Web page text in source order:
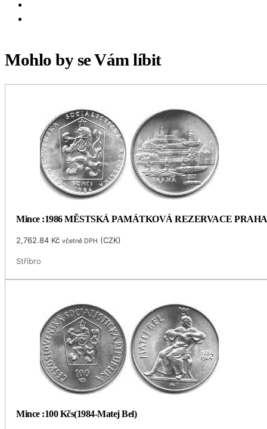
Mohlo by se Vám líbit
Mince :1986 MĚSTSKÁ PAMÁTKOVÁ REZERVACE PRAHA
2,762.84 Kč včetně DPH (CZK)
Stříbro
Mince :100 Kčs(1984-Matej Bel)